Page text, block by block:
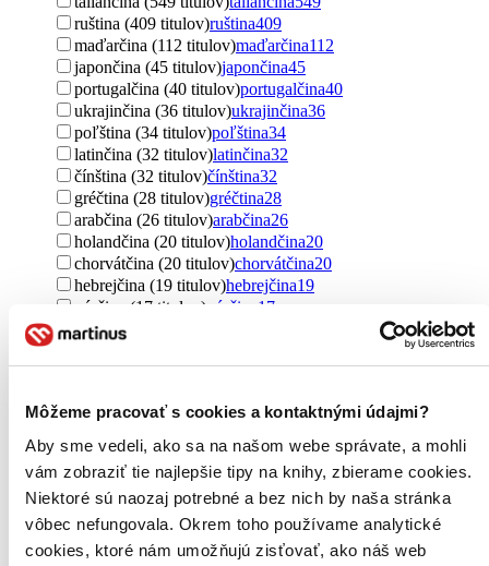
Môžeme pracovať s cookies a kontaktnými údajmi?
Aby sme vedeli, ako sa na našom webe správate, a mohli
vám zobraziť tie najlepšie tipy na knihy, zbierame cookies.
Niektoré sú naozaj potrebné a bez nich by naša stránka
vôbec nefungovala. Okrem toho používame analytické
cookies, ktoré nám umožňujú zisťovať, ako náš web
ruština (409 titulov)ruština409
maďarčina (112 titulov)maďarčina112
japončina (45 titulov)japončina45
portugalčina (40 titulov)portugalčina40
ukrajinčina (36 titulov)ukrajinčina36
poľština (34 titulov)poľština34
latinčina (32 titulov)latinčina32
čínština (32 titulov)čínština32
gréčtina (28 titulov)gréčtina28
arabčina (26 titulov)arabčina26
holandčina (20 titulov)holandčina20
chorvátčina (20 titulov)chorvátčina20
hebrejčina (19 titulov)hebrejčina19
nórčina (17 titulov) nórčina 17
esperanto (15 titulov)
švédčina (14 titulov)švédčina14
fínčina (12 titulov)fínčina 12
rumunčina (9 titulov)
rumunčina
kórejčina (9 titulov)
bulharčina (9 titulov)bulharčina9
Ďalšie možnosti